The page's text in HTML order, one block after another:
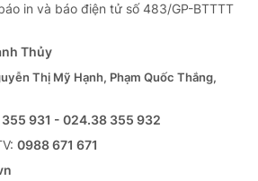
Tấm lòng Việt
Vươn mình bằng AI
in và báo điện tử số 483/GP-BTTTT
Thủy
Thị Mỹ Hạnh, Phạm Quốc Thắng,
931 - 024.38 355 932
0988 671 671